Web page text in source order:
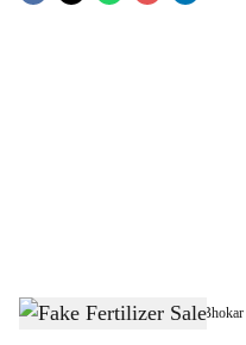
Fake Fertilizer Racket Busted in Bhokar